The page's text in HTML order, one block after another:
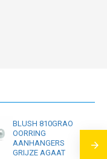
BLUSH 810GRAO
OORRING
AANHANGERS
GRIJZE AGAAT